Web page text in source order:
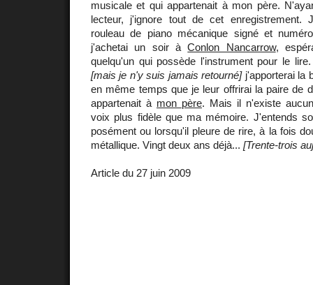
musicale et qui appartenait à mon père.
lecteur, j'ignore tout de cet enregistrement.
rouleau de piano mécanique signé et
j'achetai un soir àConlon Nancarrow,
quelqu'un qui possède l'instrument pour le
[mais je n'y suis jamais retourné]j'apporterai la
en même temps que je leur offrirai la paire de
appartenait à mon père. Mais il n'existe
voix plus fidèle que ma mémoire. J'entends
posément ou lorsqu'il pleure de rire, à la fois
métallique. Vingt deux ans déjà... [Trente-trois
Article du 27 juin 2009